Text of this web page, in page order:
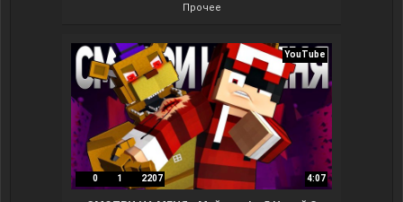
Прочее
YouTube
0 1 2207 4:07